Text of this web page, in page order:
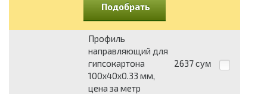
Подобрать
Профиль
направляющий для
гипсокартона
100х40х0.33 мм,
цена за метр
2637 сум